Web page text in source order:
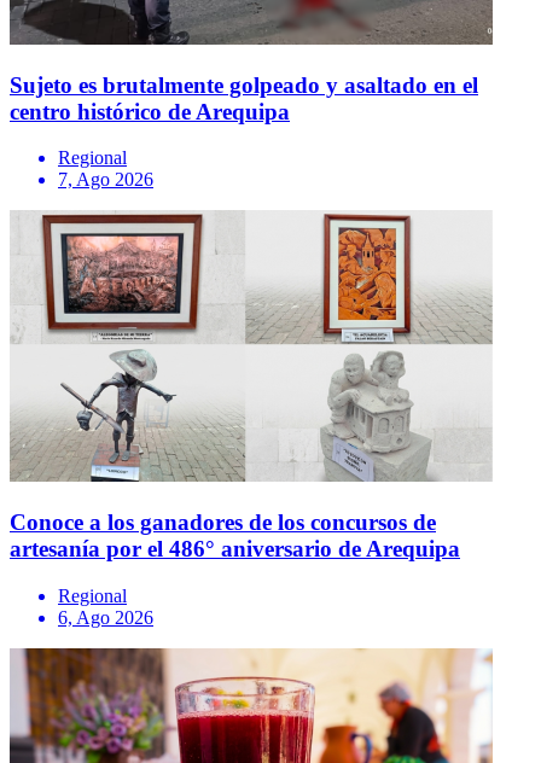
Sujeto es brutalmente golpeado y asaltado en el
centro histórico de Arequipa
Regional
7, Ago 2026
Conoce a los ganadores de los concursos de
artesanía por el 486° aniversario de Arequipa
Regional
6, Ago 2026